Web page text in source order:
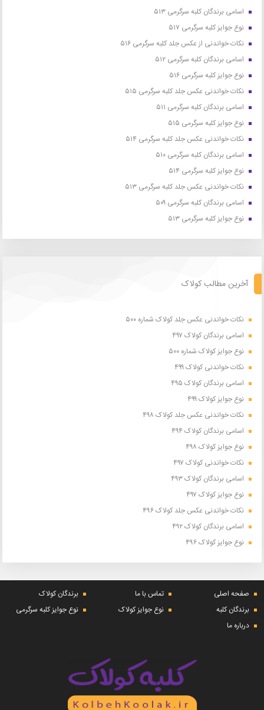
اسامی برندگان کلبه سرگرمی ۵۱۳
نوع جوایز کلبه سرگرمی ۵۱۷
نکات خواندنی از عکس جلد کلبه سرگرمی ۵۱۶
اسامی برندگان کلبه سرگرمی ۵۱۲
نوع جوایز کلبه سرگرمی ۵۱۶
نکات خواندنی عکس جلد کلبه سرگرمی ۵۱۵
اسامی برندگان کلبه سرگرمی ۵۱۱
نوع جوایز کلبه سرگرمی ۵۱۵
نکات خواندنی عکس جلد کلبه سرگرمی ۵۱۴
اسامی برندگان کلبه سرگرمی ۵۱۰
نوع جوایز کلبه سرگرمی ۵۱۴
نکات خواندنی عکس جلد کلبه سرگرمی ۵۱۳
اسامی برندگان کلبه سرگرمی ۵۰۹
نوع جوایز کلبه سرگرمی ۵۱۳
آخرین مطالب کولاک
نکات خواندنی عکس جلد کولاک شماره ۵۰۰
اسامی برندگان کولاک ۴۹۷
نوع جوایز کولاک شماره ۵۰۰
نکات خواندنی کولاک ۴۹۹
اسامی برندگان کولاک ۴۹۵
نوع جوایز کولاک ۴۹۹
نکات خواندنی عکس جلد کولاک ۴۹۸
اسامی برندگان کولاک ۴۹۴
نوع جوایز کولاک ۴۹۸
نکات خواندنی کولاک ۴۹۷
اسامی برندگان کولاک ۴۹۳
نوع جوایز کولاک ۴۹۷
نکات خواندنی عکس جلد کولاک ۴۹۶
اسامی برندگان کولاک ۴۹۲
نوع جوایز کولاک ۴۹۶
صفحه اصلی تماس با ما
برندگان کولاک
برندگان کلبه
نوع جوایز کولاک
نوع جوایز کلبه سرگرمی
درباره ما